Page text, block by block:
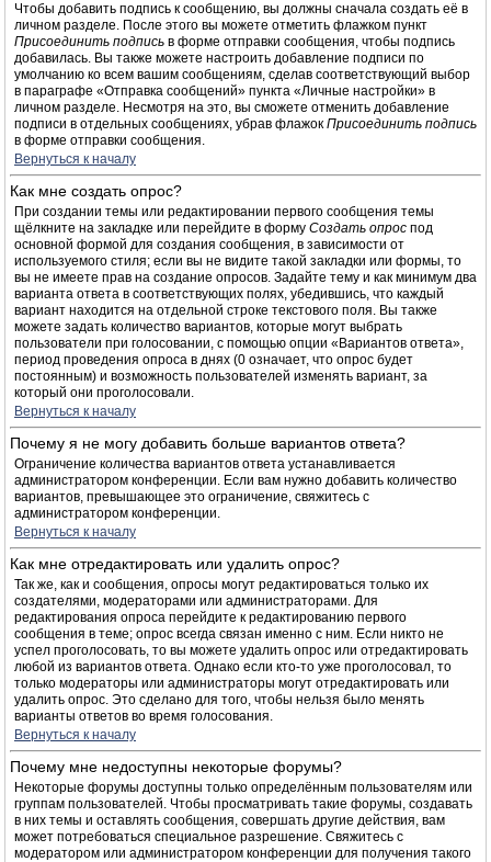
Чтобы добавить подпись к сообщению, вы должны сначала создать её в
личном разделе. После этого вы можете отметить флажком пункт
Присоединить подпись в форме отправки сообщения, чтобы подпись
добавилась. Вы также можете настроить добавление подписи по
умолчанию ко всем вашим сообщениям, сделав соответствующий выбор
в параграфе «Отправка сообщений» пункта «Личные настройки» в
личном разделе. Несмотря на это, вы сможете отменить добавление
подписи в отдельных сообщениях, убрав флажок Присоединить подпись
в форме отправки сообщения.
Вернуться к началу
Как мне создать опрос?
При создании темы или редактировании первого сообщения темы
щёлкните на закладке или перейдите в форму Создать опрос под
основной формой для создания сообщения, в зависимости от
используемого стиля; если вы не видите такой закладки или формы, то
вы не имеете прав на создание опросов. Задайте тему и как минимум два
варианта ответа в соответствующих полях, убедившись, что каждый
вариант находится на отдельной строке текстового поля. Вы также
можете задать количество вариантов, которые могут выбрать
пользователи при голосовании, с помощью опции «Вариантов ответа»,
период проведения опроса в днях (0 означает, что опрос будет
постоянным) и возможность пользователей изменять вариант, за
который они проголосовали.
Вернуться к началу
Почему я не могу добавить больше вариантов ответа?
Ограничение количества вариантов ответа устанавливается
администратором конференции. Если вам нужно добавить количество
вариантов, превышающее это ограничение, свяжитесь с
администратором конференции.
Вернуться к началу
Как мне отредактировать или удалить опрос?
Так же, как и сообщения, опросы могут редактироваться только их
создателями, модераторами или администраторами. Для
редактирования опроса перейдите к редактированию первого
сообщения в теме; опрос всегда связан именно с ним. Если никто не
успел проголосовать, то вы можете удалить опрос или отредактировать
любой из вариантов ответа. Однако если кто-то уже проголосовал, то
только модераторы или администраторы могут отредактировать или
удалить опрос. Это сделано для того, чтобы нельзя было менять
варианты ответов во время голосования.
Вернуться к началу
Почему мне недоступны некоторые форумы?
Некоторые форумы доступны только определённым пользователям или
группам пользователей. Чтобы просматривать такие форумы, создавать
в них темы и оставлять сообщения, совершать другие действия, вам
может потребоваться специальное разрешение. Свяжитесь с
модератором или администратором конференции для получения такого